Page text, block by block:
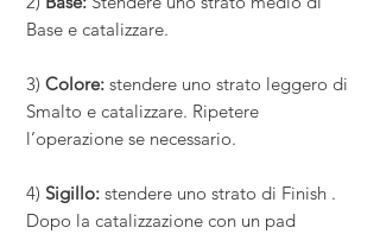
Base e catalizzare.
3) Colore: stendere uno strato leggero di
Smalto e catalizzare. Ripetere
l’operazione se necessario.
4) Sigillo: stendere uno strato di Finish .
Dopo la catalizzazione con un pad